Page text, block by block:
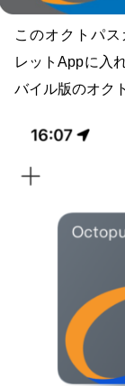
このオクトパ
レットAppに入
バイル版のオク